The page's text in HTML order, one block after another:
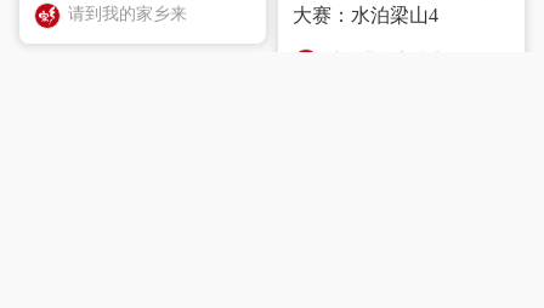
请到我的家乡来
大赛：水泊梁山4